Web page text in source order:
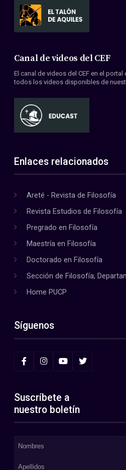
Canal de videos del CEF
El canal de videos del CEF en el portal
todos los videos disponibles de
Enlaces relacionados
Areté - Revista de Filosofía
Revista Estudios de Filosofía
Pregrado en Filosofía
Maestría en Filosofía
Doctorado en Filosofía
Sección de Filosofía,
Home PUCP
Síguenos
Suscríbete a
nuestro boletín